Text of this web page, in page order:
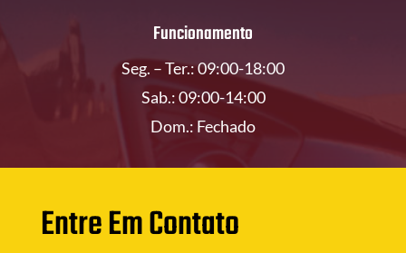
Funcionamento
Seg. – Ter.: 09:00-18:00
Sab.: 09:00-14:00
Dom.: Fechado
Entre Em Contato